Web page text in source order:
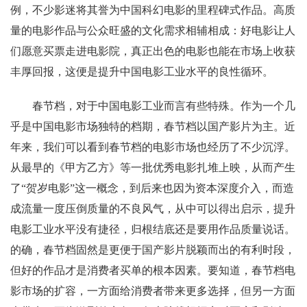
例，不少影迷将其誉为中国科幻电影的里程碑式作品。高质
量的电影作品与公众旺盛的文化需求相辅相成：好电影让人
们愿意买票走进电影院，真正出色的电影也能在市场上收获
丰厚回报，这便是提升中国电影工业水平的良性循环。
春节档，对于中国电影工业而言有些特殊。作为一个几
乎是中国电影市场独特的档期，春节档以国产影片为主。近
年来，我们可以看到春节档的电影市场也经历了不少沉浮。
从最早的《甲方乙方》等一批优秀电影扎堆上映，从而产生
了“贺岁电影”这一概念，到后来也因为资本深度介入，而造
成流量一度压倒质量的不良风气，从中可以得出启示，提升
电影工业水平没有捷径，归根结底还是要用作品质量说话。
的确，春节档固然是更便于国产影片脱颖而出的有利时段，
但好的作品才是消费者买单的根本因素。要知道，春节档电
影市场的扩容，一方面给消费者带来更多选择，但另一方面